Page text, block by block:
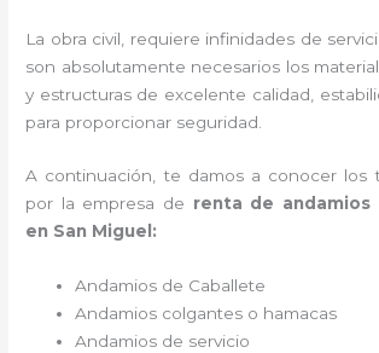
La obra civil, requiere infinidades de
son absolutamente necesarios los
y estructuras de excelente calidad,
para proporcionar seguridad.
A continuación, te damos a conocer los
por la empresa de renta de
en San Miguel:
Andamios de Caballete
Andamios colgantes o hamacas
Andamios de servicio